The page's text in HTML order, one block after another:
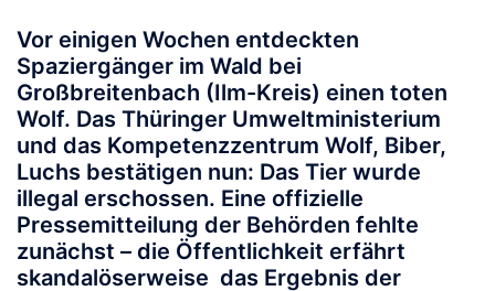
Vor einigen Wochen entdeckten
Spaziergänger im Wald bei
Großbreitenbach (Ilm-Kreis) einen toten
Wolf. Das Thüringer Umweltministerium
und das Kompetenzzentrum Wolf, Biber,
Luchs bestätigen nun: Das Tier wurde
illegal erschossen. Eine offizielle
Pressemitteilung der Behörden fehlte
zunächst – die Öffentlichkeit erfährt
skandalöserweise das Ergebnis der